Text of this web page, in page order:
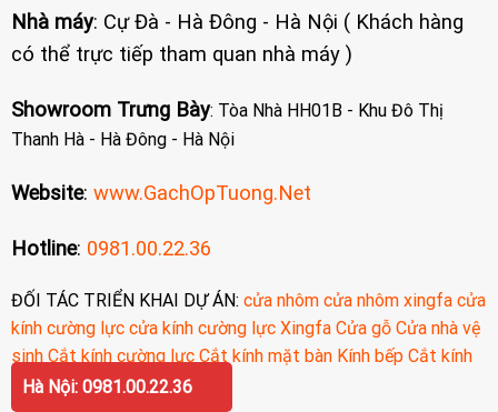
Nhà máy: Cự Đà - Hà Đông - Hà Nội ( Khách hàng
có thể trực tiếp tham quan nhà máy )
Showroom Trưng Bày: Tòa Nhà HH01B - Khu Đô Thị
Thanh Hà - Hà Đông - Hà Nội
Website: www.GachOpTuong.Net
Hotline: 0981.00.22.36
ĐỐI TÁC TRIỂN KHAI DỰ ÁN: cửa nhôm cửa nhôm xingfa cửa
kính cường lực cửa kính cường lực Xingfa Cửa gỗ Cửa nhà vệ
sinh Cắt kính cường lực Cắt kính mặt bàn Kính bếp Cắt kính
cường lực
Hà Nội: 0981.00.22.36